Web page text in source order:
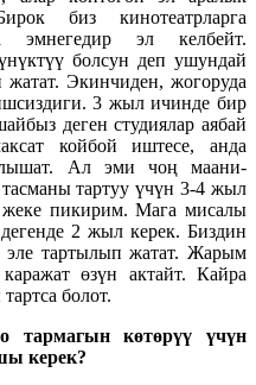
биз кинотеатрларга
эмнегедир эл келбейт.
болсун деп ушундай
жатат. Экинчиден, жогоруда
3 жыл ичинде бир
деген студиялар аябай
койбой иштесе, анда
Ал эми чоң маани-
тартуу үчүн 3-4 жыл
пикирим. Мага мисалы
2 жыл керек. Биздин
тартылып жатат. Жарым
өзүн актайт. Кайра
болот.
тармагын көтөрүү үчүн
керек?